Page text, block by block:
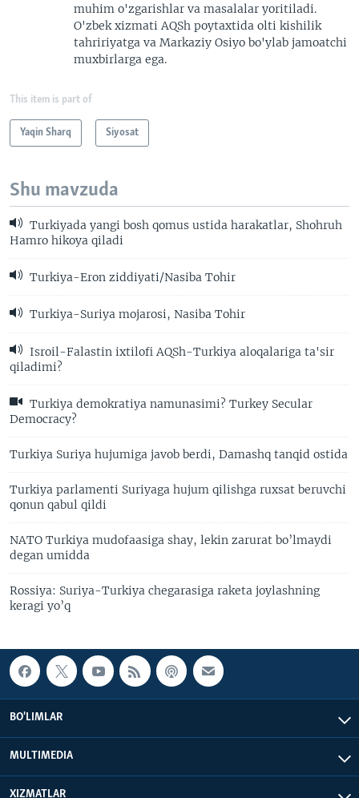
muhim o'zgarishlar va masalalar yoritiladi.
O'zbek xizmati AQSh poytaxtida olti kishilik
tahririyatga va Markaziy Osiyo bo'ylab jamoatchi
muxbirlarga ega.
This item is part of
Yaqin Sharq Siyosat
Shu mavzuda
Turkiyada yangi bosh qomus ustida harakatlar, Shohruh
Hamro hikoya qiladi
Turkiya-Eron ziddiyati/Nasiba Tohir
Turkiya-Suriya mojarosi, Nasiba Tohir
Isroil-Falastin ixtilofi AQSh-Turkiya aloqalariga ta'sir
qiladimi?
Turkiya demokratiya namunasimi? Turkey Secular
Democracy?
Turkiya Suriya hujumiga javob berdi, Damashq tanqid ostida
Turkiya parlamenti Suriyaga hujum qilishga ruxsat beruvchi
qonun qabul qildi
NATO Turkiya mudofaasiga shay, lekin zarurat bo’lmaydi
degan umidda
Rossiya: Suriya-Turkiya chegarasiga raketa joylashning
keragi yo’q
BO'LIMLAR
MULTIMEDIA
XIZMATLAR